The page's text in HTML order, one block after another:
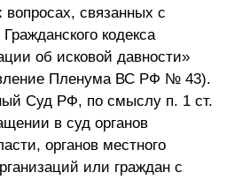
связанных с
кодекса
об исковой давности»
Пленума ВС РФ № 43).
Суд РФ, по смыслу п. 1 ст.
в суд органов
органов местного
или граждан с